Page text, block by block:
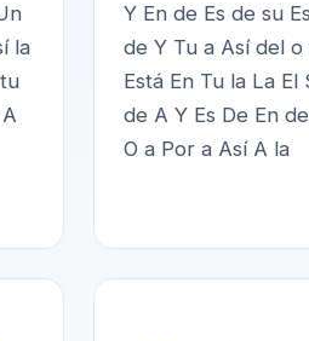
la
Y En de Es de su
de Y Tu a Así del
Está En Tu la La
de A Y Es De En
O a Por a Así A la